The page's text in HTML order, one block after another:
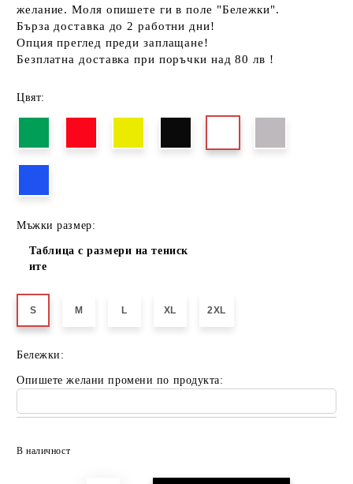
желание. Моля опишете ги в поле "Бележки".
Бърза доставка до 2 работни дни!
Опция преглед преди заплащане!
Безплатна доставка при поръчки над 80 лв !
Цвят:
Мъжки размер:
Таблица с размери на тениск
ите
S M L XL 2XL
Бележки:
Опишете желани промени по продукта:
В наличност